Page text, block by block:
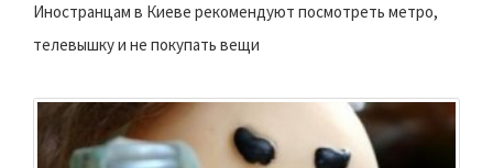
Иностранцам в Киеве рекомендуют посмотреть метро,
телевышку и не покупать вещи